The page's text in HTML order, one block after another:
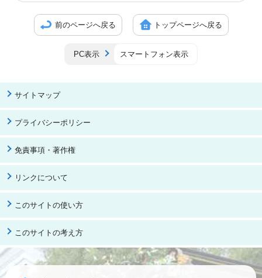
前のページへ戻る トップページへ戻る
PC表示 スマートフォン表示
サイトマップ
プライバシーポリシー
免責事項・著作権
リンクについて
このサイトの使い方
このサイトの考え方